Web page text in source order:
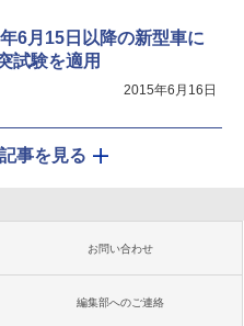
6月15日以降の新型車に
試験を適用
2015年6月16日
事を見る
お問い合わせ
編集部へのご連絡